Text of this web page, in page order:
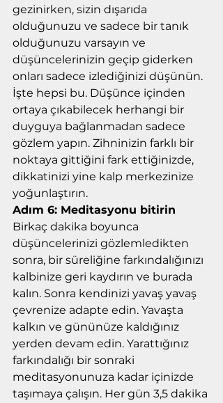
gezinirken, sizin dışarıda
olduğunuzu ve sadece bir tanık
olduğunuzu varsayın ve
düşüncelerinizin geçip giderken
onları sadece izlediğinizi düşünün.
İşte hepsi bu. Düşünce içinden
ortaya çıkabilecek herhangi bir
duyguya bağlanmadan sadece
gözlem yapın. Zihninizin farklı bir
noktaya gittiğini fark ettiğinizde,
dikkatinizi yine kalp merkezinize
yoğunlaştırın.
Adım 6: Meditasyonu bitirin
Birkaç dakika boyunca
düşüncelerinizi gözlemledikten
sonra, bir süreliğine farkındalığınızı
kalbinize geri kaydırın ve burada
kalın. Sonra kendinizi yavaş yavaş
çevrenize adapte edin. Yavaşta
kalkın ve gününüze kaldığınız
yerden devam edin. Yarattığınız
farkındalığı bir sonraki
meditasyonunuza kadar içinizde
taşımaya çalışın. Her gün 3,5 dakika